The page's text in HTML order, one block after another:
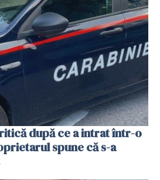
după ce a intrat într-o
spune că s-a